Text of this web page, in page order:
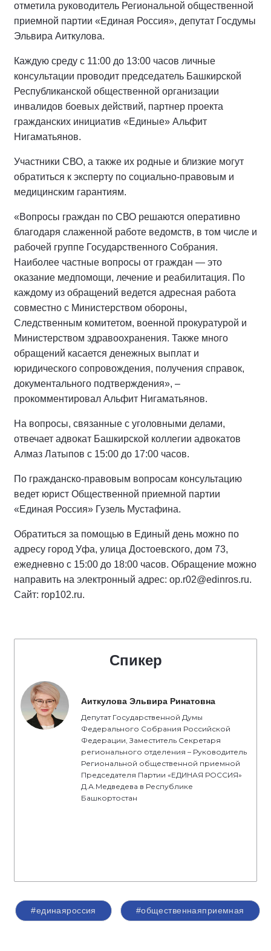
отметила руководитель Региональной общественной
приемной партии «Единая Россия», депутат Госдумы
Эльвира Аиткулова.
Каждую среду с 11:00 до 13:00 часов личные
консультации проводит председатель Башкирской
Республиканской общественной организации
инвалидов боевых действий, партнер проекта
гражданских инициатив «Единые» Альфит
Нигаматьянов.
Участники СВО, а также их родные и близкие могут
обратиться к эксперту по социально-правовым и
медицинским гарантиям.
«Вопросы граждан по СВО решаются оперативно
благодаря слаженной работе ведомств, в том числе и
рабочей группе Государственного Собрания.
Наиболее частные вопросы от граждан — это
оказание медпомощи, лечение и реабилитация. По
каждому из обращений ведется адресная работа
совместно с Министерством обороны,
Следственным комитетом, военной прокуратурой и
Министерством здравоохранения. Также много
обращений касается денежных выплат и
юридического сопровождения, получения справок,
документального подтверждения», –
прокомментировал Альфит Нигаматьянов.
На вопросы, связанные с уголовными делами,
отвечает адвокат Башкирской коллегии адвокатов
Алмаз Латыпов с 15:00 до 17:00 часов.
По гражданско-правовым вопросам консультацию
ведет юрист Общественной приемной партии
«Единая Россия» Гузель Мустафина.
Обратиться за помощью в Единый день можно по
адресу город Уфа, улица Достоевского, дом 73,
ежедневно с 15:00 до 18:00 часов. Обращение можно
направить на электронный адрес: op.r02@edinros.ru.
Сайт: rop102.ru.
Спикер
Аиткулова Эльвира Ринатовна
Депутат Государственной Думы
Федерального Собрания Российской
Федерации, Заместитель Секретаря
регионального отделения – Руководитель
Региональной общественной приемной
Председателя Партии «ЕДИНАЯ РОССИЯ»
Д.А.Медведева в Республике
Башкортостан
#единаяроссия #общественнаяприемная